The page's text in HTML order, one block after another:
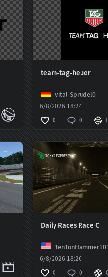
team-tag-heuer
vital-Sprudel0
6/8/2026 18:24
0
0 0
Daily Races Race C
TenTonHammer101
6/8/2026 18:26
0
0 0